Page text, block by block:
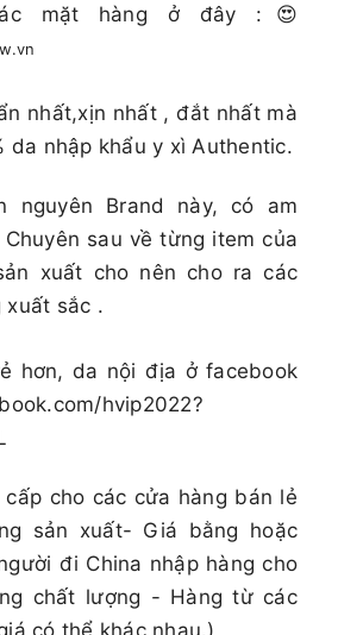
mặt hàng ở đây :😍
nhất,xịn nhất , đắt nhất mà
da nhập khẩu y xì Authentic.
nguyên Brand này, có am
sau về từng item của
xuất cho nên cho ra các
xuất sắc .
hơn, da nội địa ở facebook
hvip2022?
cấp cho các cửa hàng bán lẻ
sản xuất- Giá bằng hoặc
đi China nhập hàng cho
chất lượng - Hàng từ các
có thể khác nhau.)